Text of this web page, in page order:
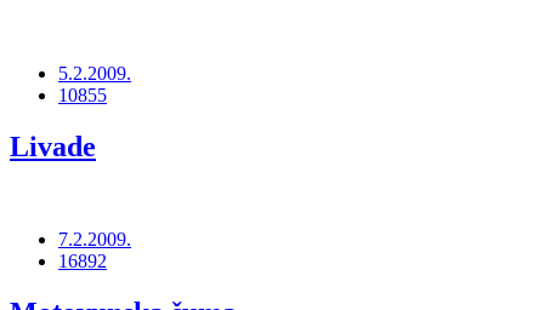
5.2.2009.
10855
Livade
7.2.2009.
16892